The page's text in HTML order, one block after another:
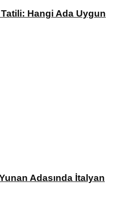
Hangi Ada Uygun
Adasında İtalyan